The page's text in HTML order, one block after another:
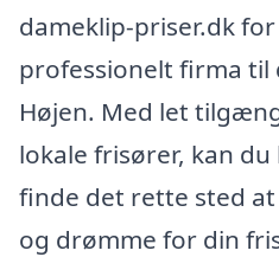
dameklip-priser.dk
professionelt firma til
Højen. Med let
lokale frisører, kan
finde det rette sted
og drømme for din